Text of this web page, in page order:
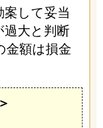
して妥当
過大と判断
金額は損金